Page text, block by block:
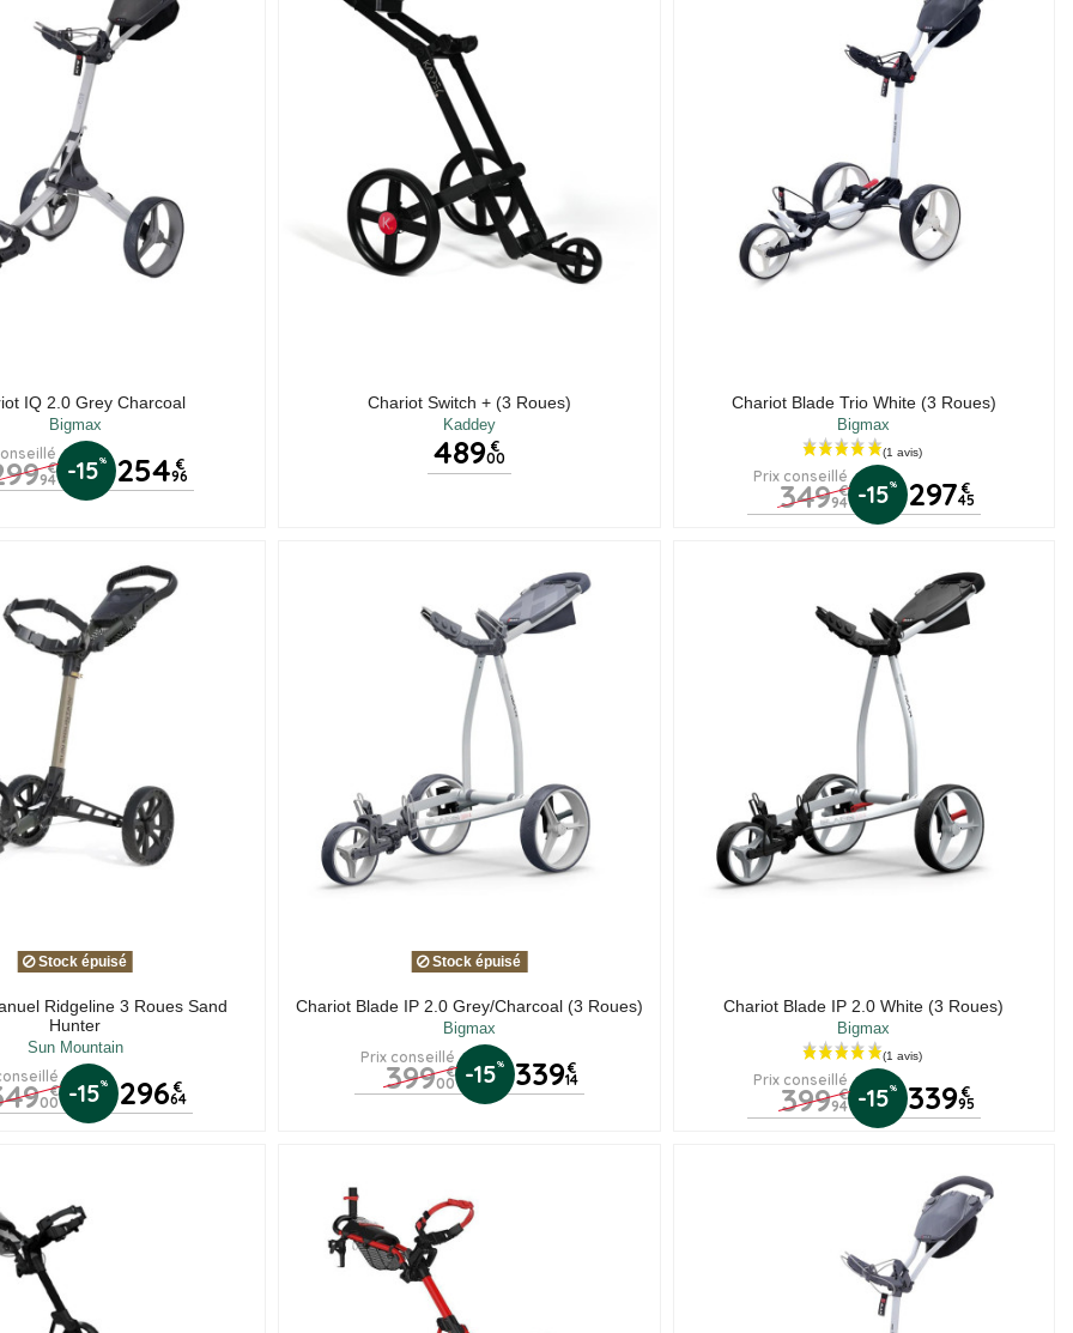
(1 avis)
IQ 2.0 Grey Charcoal
Bigmax
€
94 -15% 254 €
96
Chariot Switch + (3 Roues)
Kaddey
489 €
00
Chariot Blade Trio White (3 Roues)
Bigmax
Prix conseillé
349 €
94 -15% 297 €
45
Stock épuisé
Ridgeline 3 Roues Sand
Hunter
Sun Mountain
€
00 -15% 296 €
64
Stock épuisé
Chariot Blade IP 2.0 Grey/Charcoal (3 Roues)
Bigmax
Prix conseillé
399 €
00 -15% 339€
14
Chariot Blade IP 2.0 White (3 Roues)
Bigmax
Prix conseillé
399 €
94 -15% 339 €
95